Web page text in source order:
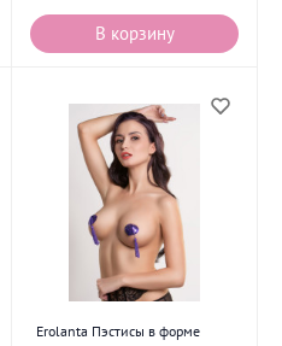
В корзину
Erolanta Пэстисы в форме